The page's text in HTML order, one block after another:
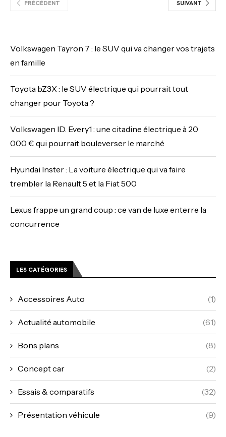
PRÉCÉDENT SUIVANT
Volkswagen Tayron 7 : le SUV qui va changer vos trajets
en famille
Toyota bZ3X : le SUV électrique qui pourrait tout
changer pour Toyota ?
Volkswagen ID. Every1 : une citadine électrique à 20
000 € qui pourrait bouleverser le marché
Hyundai Inster : La voiture électrique qui va faire
trembler la Renault 5 et la Fiat 500
Lexus frappe un grand coup : ce van de luxe enterre la
concurrence
LES CATÉGORIES
Accessoires Auto (1)
Actualité automobile (61)
Bons plans (8)
Concept car (2)
Essais & comparatifs (32)
Présentation véhicule (9)